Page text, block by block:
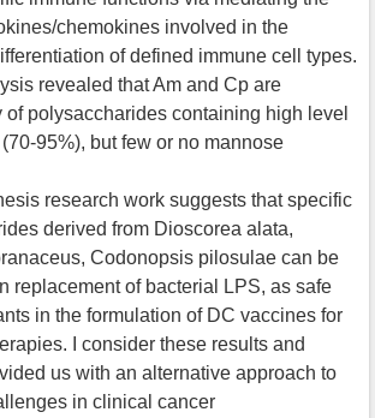
chemokines involved in the
of defined immune cell types.
revealed that Am and Cp are
polysaccharides containing high level
95%), but few or no mannose
research work suggests that specific
derived from Dioscorea alata,
Codonopsis pilosulae can be
replacement of bacterial LPS, as safe
in the formulation of DC vaccines for
I consider these results and
us with an alternative approach to
in clinical cancer